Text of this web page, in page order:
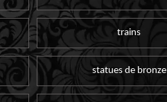
trains
statues de bronze